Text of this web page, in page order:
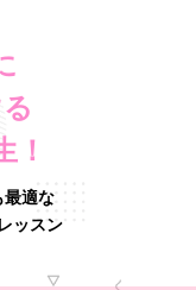
！
最適な
ッスン